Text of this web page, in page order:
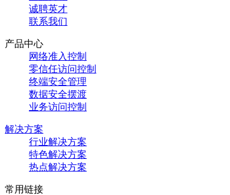
诚聘英才
联系我们
产品中心
网络准入控制
零信任访问控制
终端安全管理
数据安全摆渡
业务访问控制
解决方案
行业解决方案
特色解决方案
热点解决方案
常用链接